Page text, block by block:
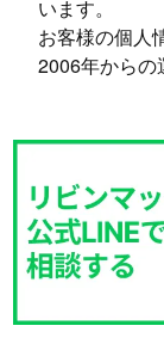
います。
お客様の個人
2006年からの